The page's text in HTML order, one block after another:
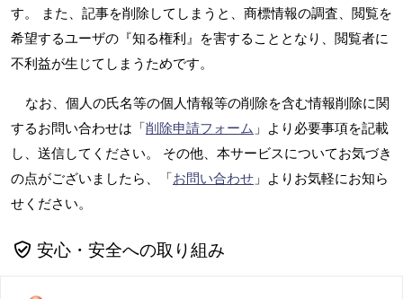
す。 また、記事を削除してしまうと、商標情報の調査、閲覧を
希望するユーザの『知る権利』を害することとなり、閲覧者に
不利益が生じてしまうためです。
なお、個人の氏名等の個人情報等の削除を含む情報削除に関
するお問い合わせは「削除申請フォーム 」より必要事項を記載
し、送信してください。 その他、本サービスについてお気づき
の点がございましたら、「お問い合わせ 」よりお気軽にお知ら
せください。
安心・安全への取り組み